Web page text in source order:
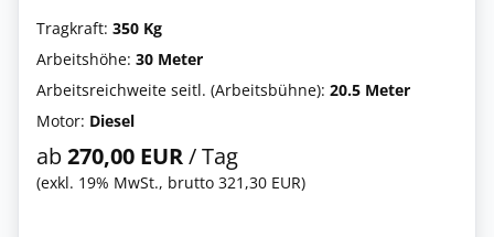
Tragkraft: 350 Kg
Arbeitshöhe: 30 Meter
Arbeitsreichweite seitl. (Arbeitsbühne): 20.5 Meter
Motor: Diesel
ab270,00 EUR/ Tag
(exkl. 19% MwSt., brutto 321,30 EUR)